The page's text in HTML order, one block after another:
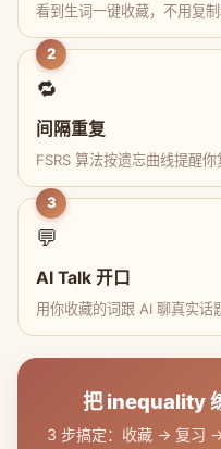
看到生词一键收藏，不用复
2
🔁
间隔重复
FSRS 算法按遗忘曲线提醒你
3
💬
AI Talk 开口
用你收藏的词跟 AI 聊真实话
把 inequality
3 步搞定：收藏 → 复习